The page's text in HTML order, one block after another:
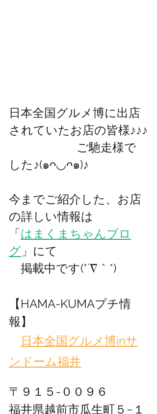
日本全国グルメ博に出店
されていたお店の皆様♪♪♪
した♪(๑ᴖ◡ᴖ๑)♪
今までご紹介した、お店
の詳しい情報は
「はまくまちゃんブロ
グ 」にて
掲載中です(*´∇｀*)
【HAMA-KUMAプチ情
報】
日本全国グルメ博inサ
ンドーム福井
〒９１５-００９６
福井県越前市瓜生町５−１